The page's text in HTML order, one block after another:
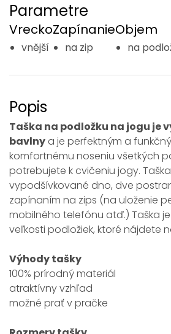
Parametre
Vrecko
vnější
Zapínanie
na zip
Objem
na
Popis
Taška na podložku na jogu je
bavlny a je perfektným a
komfortnému noseniu všetkých
potrebujete k cvičeniu jogy.
vypodšívkované dno, dve
zapínaním na zips (na uloženie
mobilného telefónu atď.) Taška
veľkosti podložiek, ktoré nájdete
Výhody tašky
100% prírodný materiál
atraktívny vzhľad
možné prať v pračke